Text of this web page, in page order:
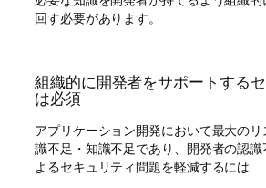
回す必要があります。
組織的に開発者をサポートする
は必須
アプリケーション開発において最大の
識不足・知識不足であり、開発者の認
よるセキュリティ問題を軽減するには